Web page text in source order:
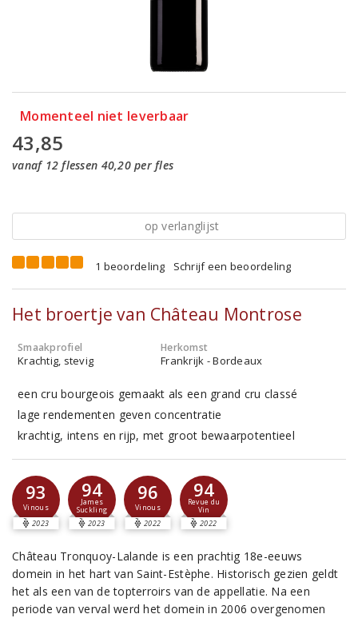
Momenteel niet leverbaar
43,85
vanaf 12 flessen 40,20 per fles
op verlanglijst
1 beoordeling Schrijf een beoordeling
Het broertje van Château Montrose
Smaakprofiel
Krachtig, stevig
Herkomst
Frankrijk - Bordeaux
een cru bourgeois gemaakt als een grand cru classé
lage rendementen geven concentratie
krachtig, intens en rijp, met groot bewaarpotentieel
93
Vinous
2023
94
James
Suckling
2023
96
Vinous
2022
94
Revue du
Vin
2022
Château Tronquoy-Lalande is een prachtig 18e-eeuws
domein in het hart van Saint-Estèphe. Historisch gezien geldt
het als een van de topterroirs van de appellatie. Na een
periode van verval werd het domein in 2006 overgenomen